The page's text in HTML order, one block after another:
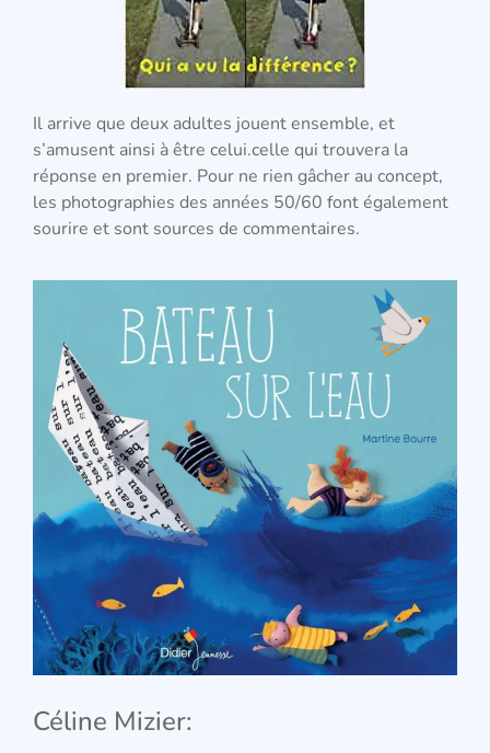
Il arrive que deux adultes jouent ensemble, et
s’amusent ainsi à être celui.celle qui trouvera la
réponse en premier. Pour ne rien gâcher au concept,
les photographies des années 50/60 font également
sourire et sont sources de commentaires.
Céline Mizier: